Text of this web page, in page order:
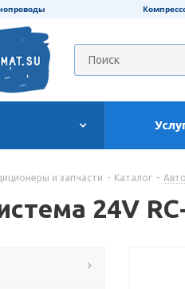
и запчасти - Каталог -
24V